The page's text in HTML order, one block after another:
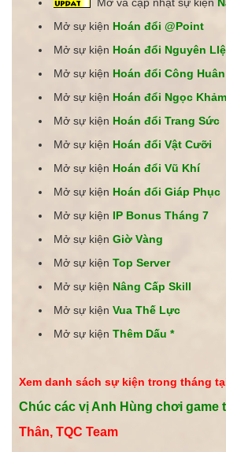
Mở và cập nhật sự kiện
Mở sự kiện Hoán đổi @Point
Mở sự kiện Hoán đổi Nguyên
Mở sự kiện Hoán đổi Công Huân
Mở sự kiện Hoán đổi Ngọc Khảm
Mở sự kiện Hoán đổi Trang Sức
Mở sự kiện Hoán đổi Vật Cưỡi
Mở sự kiện Hoán đổi Vũ Khí
Mở sự kiện Hoán đổi Giáp Phục
Mở sự kiện IP Bonus Tháng 7
Mở sự kiệnGiờ Vàng
Mở sự kiệnTop Server
Mở sự kiện Nâng Cấp Skill
Mở sự kiện Vua Thế Lực
Mở sự kiện Thêm Dấu *
Xem danh sách sự kiện trong tháng
Chúc các vị Anh Hùng chơi game
Thân, TQC Team